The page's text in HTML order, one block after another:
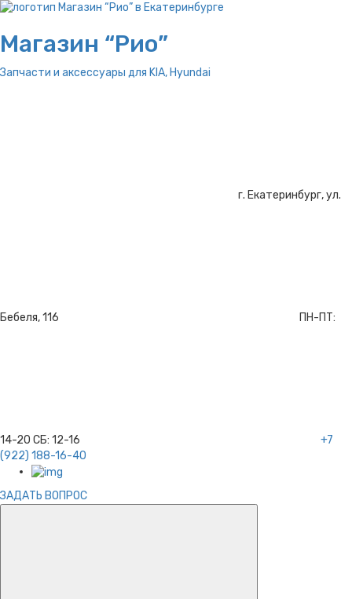
Магазин “Рио”
Запчасти и аксессуары для KIA, Hyundai
г. Екатеринбург, ул.
Бебеля, 116 ПН-ПТ:
14-20 СБ: 12-16
+7
(922) 188-16-40
ЗАДАТЬ ВОПРОС